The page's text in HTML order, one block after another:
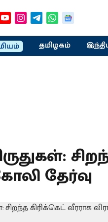
தமிழகம்
தேர்வு